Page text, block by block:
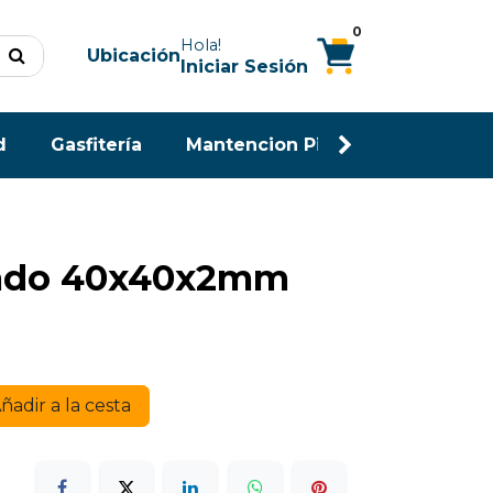
UbicaciónHola!
Iniciar Sesión
0
Gasfitería Mantencion Piscina
40x40x2mm
a la cesta